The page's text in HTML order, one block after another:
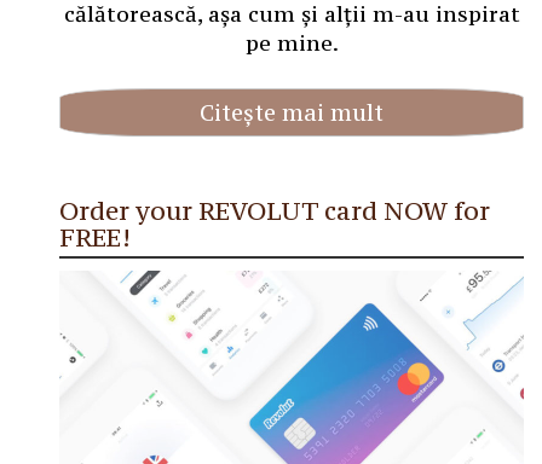
călătorească, așa cum și alții m-au inspirat
pe mine.
Citește mai mult
Order your REVOLUT card NOW for
FREE!